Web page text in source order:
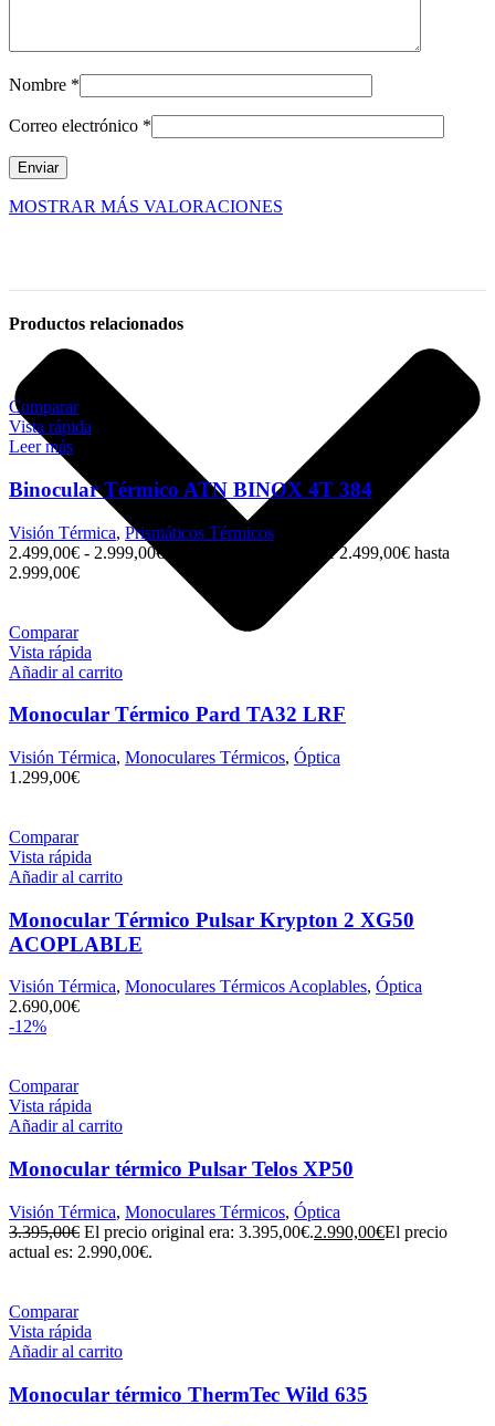
Nombre *
Correo electrónico *
MOSTRAR MÁS VALORACIONES
Productos relacionados
Comparar
Vista rápida
Leer más
Binocular Térmico ATN BINOX 4T 384
Visión Térmica, Prismáticos Térmicos
2.499,00€ - 2.999,00€ Rango de precios: desde 2.499,00€ hasta
2.999,00€
Comparar
Vista rápida
Añadir al carrito
Monocular Térmico Pard TA32 LRF
Visión Térmica, Monoculares Térmicos, Óptica
1.299,00€
Comparar
Vista rápida
Añadir al carrito
Monocular Térmico Pulsar Krypton 2 XG50
ACOPLABLE
Visión Térmica, Monoculares Térmicos Acoplables, Óptica
2.690,00€
-12%
Comparar
Vista rápida
Añadir al carrito
Monocular térmico Pulsar Telos XP50
Visión Térmica, Monoculares Térmicos, Óptica
3.395,00€ El precio original era: 3.395,00€.2.990,00€El precio
actual es: 2.990,00€.
Comparar
Vista rápida
Añadir al carrito
Monocular térmico ThermTec Wild 635